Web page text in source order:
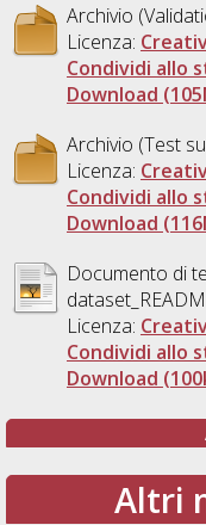
Archivio
Licenza:
Condividi allo
Download
Archivio (Test
Licenza:
Condividi allo
Download
Documento di
Licenza:
Condividi allo
Download
Altri